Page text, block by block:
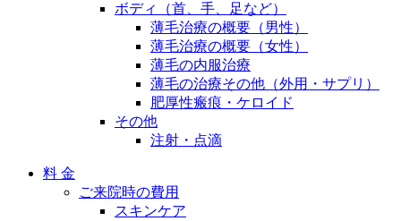
ボディ（首、手、足など）
薄毛治療の概要（男性）
薄毛治療の概要（女性）
薄毛の内服治療
薄毛の治療その他（外用・サプリ）
肥厚性瘢痕・ケロイド
その他
注射・点滴
料 金
ご来院時の費用
スキンケア